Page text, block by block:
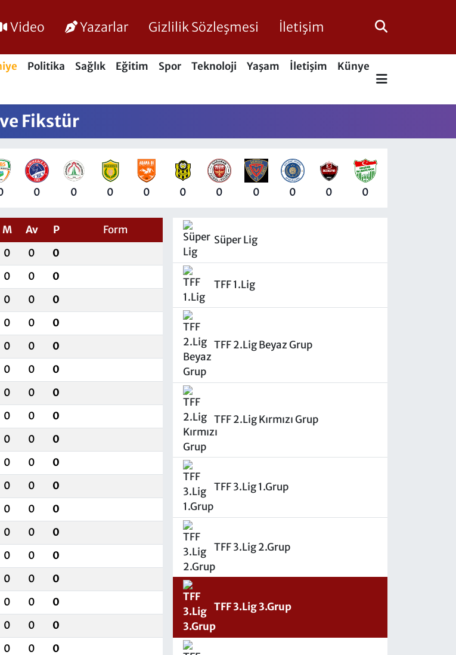
Video Yazarlar Gizlilik Sözleşmesi İletişim
Politika Sağlık Eğitim Spor Teknoloji Yaşam İletişim
Künye
Fikstür
0 0 0 0 0 0 0 0 0 0
M Av P
Form
0 0
0
0 0
0
0 0
0
0 0
0
0 0
0
0 0
0
0 0
0
0 0
0
0 0
0
0 0
0
0 0
0
0 0
0
0 0
0
0 0
0
0 0
0
0 0
0
0 0
0
0 0 0
Süper Lig
TFF 1.Lig
TFF 2.Lig Beyaz Grup
TFF 2.Lig Kırmızı Grup
TFF 3.Lig 1.Grup
TFF 3.Lig 2.Grup
TFF 3.Lig 3.Grup